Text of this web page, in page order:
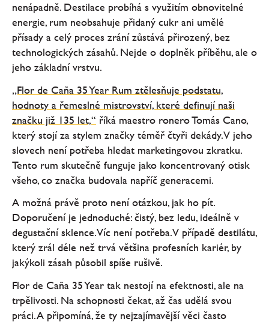
nenápadně. Destilace probíhá s využitím obnovitelné
energie, rum neobsahuje přidaný cukr ani umělé
přísady a celý proces zrání zůstává přirozený, bez
technologických zásahů. Nejde o doplněk příběhu, ale o
jeho základní vrstvu.
„Flor de Caña 35 Year Rum ztělesňuje podstatu,
hodnoty a řemeslné mistrovství, které definují naši
značku již 135 let,“ říká maestro ronero Tomás Cano,
který stojí za stylem značky téměř čtyři dekády. V jeho
slovech není potřeba hledat marketingovou zkratku.
Tento rum skutečně funguje jako koncentrovaný otisk
všeho, co značka budovala napříč generacemi.
A možná právě proto není otázkou, jak ho pít.
Doporučení je jednoduché: čistý, bez ledu, ideálně v
degustační sklence. Víc není potřeba. V případě destilátu,
který zrál déle než trvá většina profesních kariér, by
jakýkoli zásah působil spíše rušivě.
Flor de Caña 35 Year tak nestojí na efektnosti, ale na
trpělivosti. Na schopnosti čekat, až čas udělá svou
práci. A připomíná, že ty nejzajímavější věci často